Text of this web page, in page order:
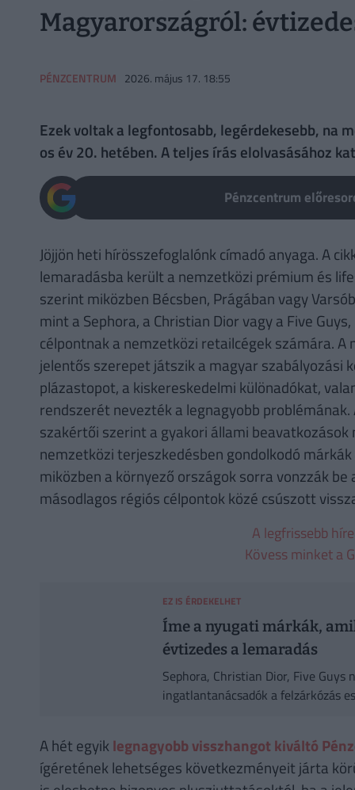
Magyarországról:
PÉNZCENTRUM 2026. május 17. 18:55
Ezek voltak a legfontosabb, legérdekesebb, na
os év 20. hetében. A teljes írás elolvasásához
Pénzcentrum
Jöjjön heti hírösszefoglalónk címadó anyaga. A
lemaradásba került a nemzetközi prémium és
szerint miközben Bécsben, Prágában vagy
mint a Sephora, a Christian Dior vagy a Five
célpontnak a nemzetközi retailcégek számára.
jelentős szerepet játszik a magyar
plázastopot, a kiskereskedelmi különadókat,
rendszerét nevezték a legnagyobb problémának.
szakértői szerint a gyakori állami
nemzetközi terjeszkedésben gondolkodó
miközben a környező országok sorra vonzzák
másodlagos régiós célpontok közé csúszott
A legfrissebb
Kövess minket a
EZ IS ÉRDEKELHET
Íme a nyugati márkák,
évtizedes a lemaradás
Sephora, Christian Dior, Five Guys
ingatlantanácsadók a felzárkózás
A hét egyiklegnagyobb visszhangot kiváltó
ígéretének lehetséges következményeit járta